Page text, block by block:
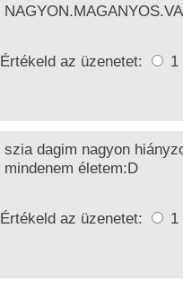
Értékeld az üzenetet: 1
szia dagim nagyon
mindenem életem:D
Értékeld az üzenetet: 1